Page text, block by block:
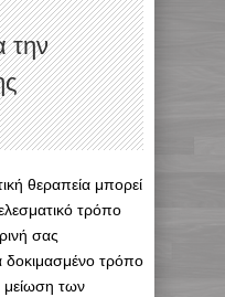
την
θεραπεία μπορεί
τρόπο
σας
δοκιμασμένο τρόπο
μείωση των